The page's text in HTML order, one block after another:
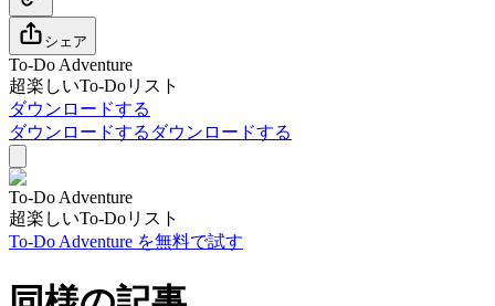
シェア
To-Do Adventure
超楽しいTo-Doリスト
ダウンロードする
ダウンロードする ダウンロードする
To-Do Adventure
超楽しいTo-Doリスト
To-Do Adventure を無料で試す